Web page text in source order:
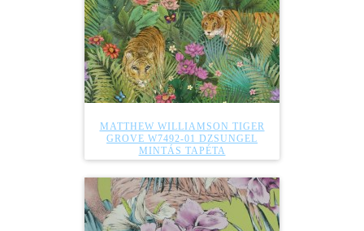
MATTHEW WILLIAMSON TIGER
GROVE W7492-01 DZSUNGEL
MINTÁS TAPÉTA